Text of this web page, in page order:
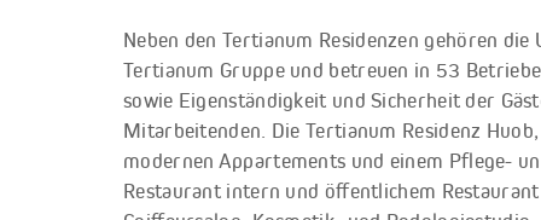
Neben den Tertianum Residenzen gehören
Tertianum Gruppe und betreuen in 53
sowie Eigenständigkeit und Sicherheit der
Mitarbeitenden. Die Tertianum Residenz
modernen Appartements und einem Pflege-
Restaurant intern und öffentlichem Restaurant